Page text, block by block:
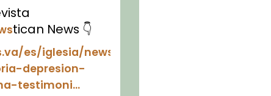
tican News 👇
es/iglesia/news/2026-
depresion-
testimoni...